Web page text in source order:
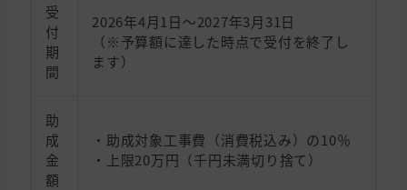
受
付
期
間
2026年4月1日～2027年3月31日
（※予算額に達した時点で受付を終了し
ます）
助
成
金
額
・助成対象工事費（消費税込み）の10％
・上限20万円（千円未満切り捨て）